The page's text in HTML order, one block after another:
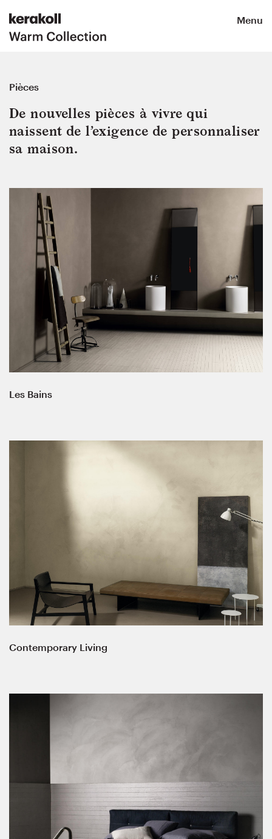
Menu
Pièces
De nouvelles pièces à vivre qui
naissent de l’exigence de personnaliser
sa maison.
Les Bains
Contemporary Living